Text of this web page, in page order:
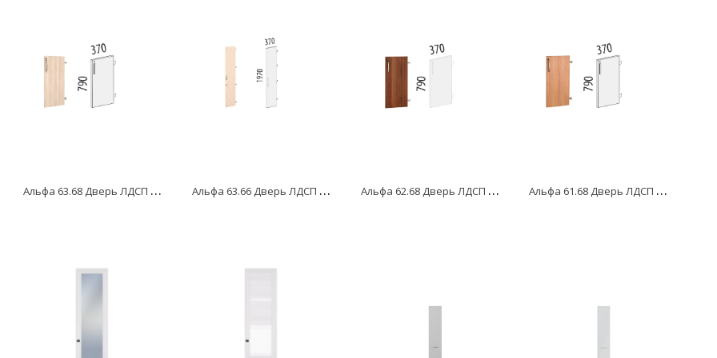
А
льфа 63.68 Дверь ЛДСП 2 секций с замком правая А
льфа 63.66 Дверь ЛДСП 5 секций с замком правая А
льфа 62.68 Дверь ЛДСП 2 секций с замком правая А
льфа 61.68 Дверь ЛДСП 2 с замком правая